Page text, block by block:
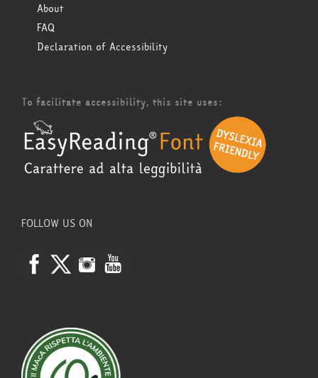
About
FAQ
Declaration of Accessibility
To facilitate accessibility, this site uses:
FOLLOW US ON